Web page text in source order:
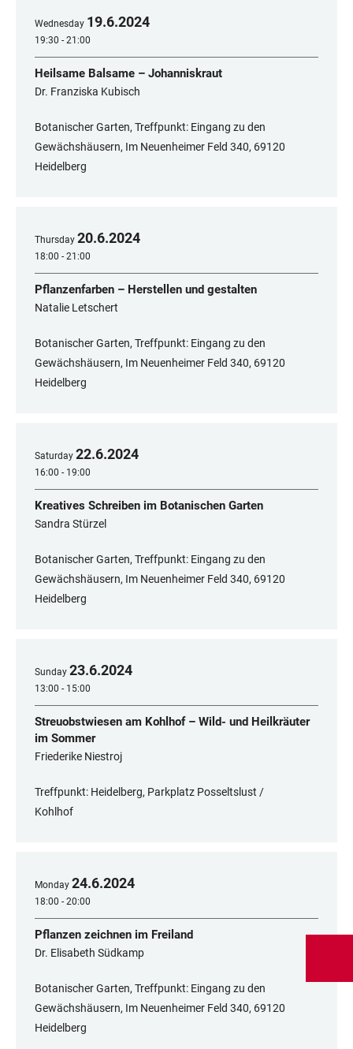
Wednesday 19.6.2024
19:30 - 21:00
Heilsame Balsame – Johanniskraut
Dr. Franziska Kubisch
Botanischer Garten, Treffpunkt: Eingang zu den
Gewächshäusern, Im Neuenheimer Feld 340, 69120
Heidelberg
Thursday 20.6.2024
18:00 - 21:00
Pflanzenfarben – Herstellen und gestalten
Natalie Letschert
Botanischer Garten, Treffpunkt: Eingang zu den
Gewächshäusern, Im Neuenheimer Feld 340, 69120
Heidelberg
Saturday 22.6.2024
16:00 - 19:00
Kreatives Schreiben im Botanischen Garten
Sandra Stürzel
Botanischer Garten, Treffpunkt: Eingang zu den
Gewächshäusern, Im Neuenheimer Feld 340, 69120
Heidelberg
Sunday 23.6.2024
13:00 - 15:00
Streuobstwiesen am Kohlhof – Wild- und Heilkräuter
im Sommer
Friederike Niestroj
Treffpunkt: Heidelberg, Parkplatz Posseltslust /
Kohlhof
Monday 24.6.2024
18:00 - 20:00
Pflanzen zeichnen im Freiland
Dr. Elisabeth Südkamp
Botanischer Garten, Treffpunkt: Eingang zu den
Gewächshäusern, Im Neuenheimer Feld 340, 69120
Heidelberg